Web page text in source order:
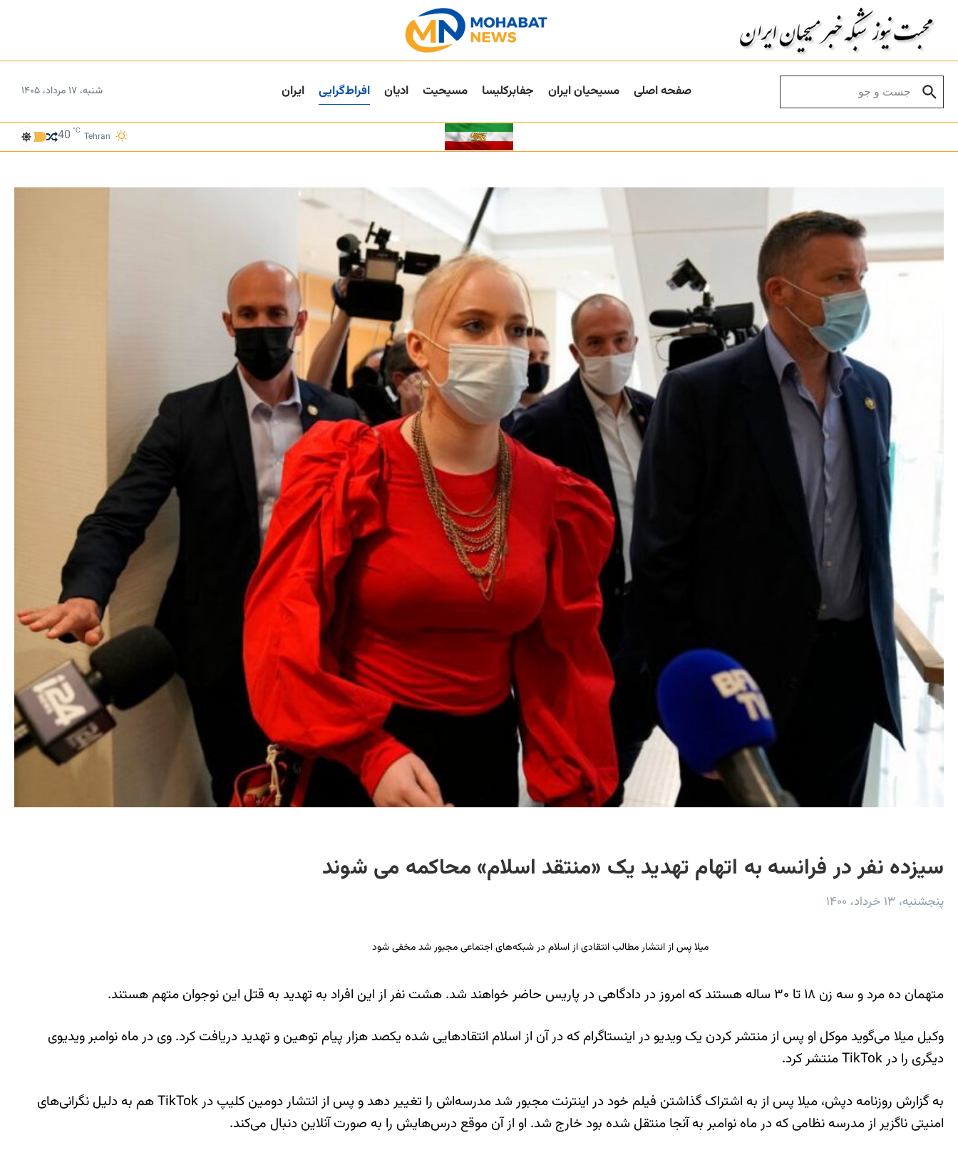
صفحه اصلی مسیحیان ایران جفا‌بر‌کلیسا مسیحیت ادیان افراط‌گرایی ایران شنبه، ۱۷ مرداد، ۱۴۰۵
Tehran
40 °C
سیزده نفر در فرانسه به اتهام تهدید یک «منتقد اسلام» محاکمه می شوند
پنجشنبه، ۱۳ خرداد، ۱۴۰۰
میلا پس از انتشار مطالب انتقادی از اسلام در شبکه‌های اجتماعی مجبور شد مخفی شود
متهمان ده مرد و سه زن ۱۸ تا ۳۰ ساله هستند که امروز در دادگاهی در پاریس حاضر خواهند شد. هشت نفر از این افراد به تهدید به قتل این نوجوان متهم هستند.
وکیل میلا می‌گوید موکل او پس از منتشر کردن یک ویدیو در اینستاگرام که در آن از اسلام انتقادهایی شده یکصد هزار پیام توهین و تهدید دریافت کرد. وی در ماه نوامبر ویدیوی
دیگری را در TikTok منتشر کرد.
به گزارش روزنامه دپش، میلا پس از به اشتراک گذاشتن فیلم خود در اینترنت مجبور شد مدرسه‌اش را تغییر دهد و پس از انتشار دومین کلیپ در TikTok هم به دلیل نگرانی‌های
امنیتی ناگزیر از مدرسه نظامی که در ماه نوامبر به آنجا منتقل شده بود خارج شد. او از آن موقع درس‌هایش را به صورت آنلاین دنبال می‌کند.